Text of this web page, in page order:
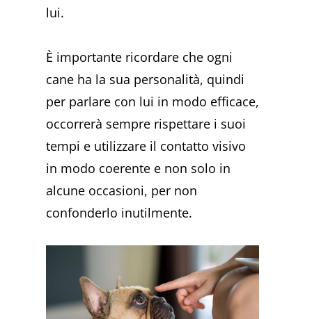
lui.
È importante ricordare che ogni
cane ha la sua personalità, quindi
per parlare con lui in modo efficace,
occorrerà sempre rispettare i suoi
tempi e utilizzare il contatto visivo
in modo coerente e non solo in
alcune occasioni, per non
confonderlo inutilmente.